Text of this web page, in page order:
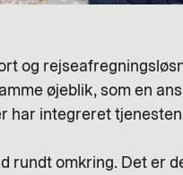
og
øjeblik, som en
integreret
rundt omkring. Det er